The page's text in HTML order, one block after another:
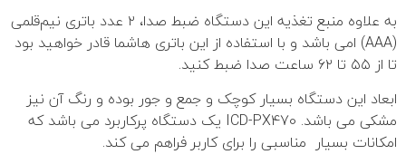
به علاوه منبع تغذیه‌ این دستگاه ضبط صدا، ۲ عدد باتری نیم‌قلمی
(AAA) امی باشد و با استفاده از این باتری هاشما قادر خواهید بود
تا از ۵۵ تا ۶۲ ساعت صدا ضبط کنید.
ابعاد این دستگاه بسیار کوچک و جمع و جور بوده و رنگ آن نیز
مشکی می باشد. ICD-PX470 یک دستگاه پرکاربرد می باشد که
امکانات بسیار مناسبی را برای کاربر فراهم می کند.